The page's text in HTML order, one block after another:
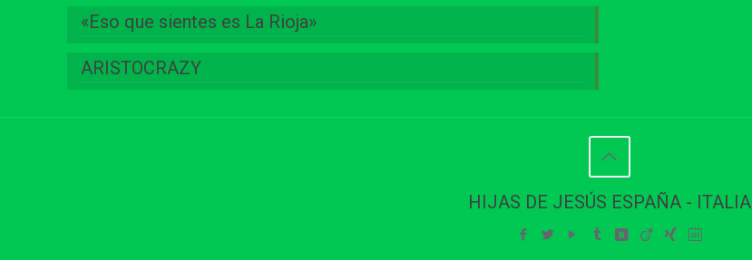
«Eso que sientes es La Rioja»
ARISTOCRAZY
HIJAS DE JESÚS ESPAÑA - ITALIA